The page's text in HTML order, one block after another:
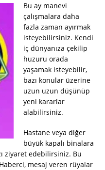
Bu ay manevi
çalışmalara daha
fazla zaman ayırmak
isteyebilirsiniz. Kendi
iç dünyanıza çekilip
huzuru orada
yaşamak isteyebilir,
bazı konular üzerine
uzun uzun düşünüp
yeni kararlar
alabilirsiniz.
Hastane veya diğer
büyük kapalı binalara
ziyaret edebilirsiniz. Bu
mesaj veren rüyalar